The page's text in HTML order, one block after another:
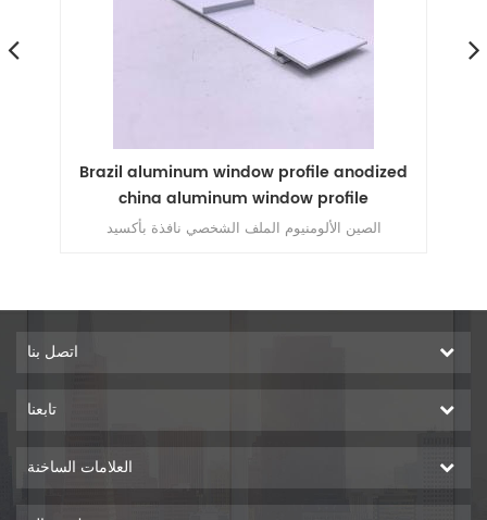
Brazil aluminum window profile anodized
china aluminum window profile
الصين الألومنيوم الملف الشخصي نافذة بأكسيد
اتصل بنا
تابعنا
العلامات الساخنة